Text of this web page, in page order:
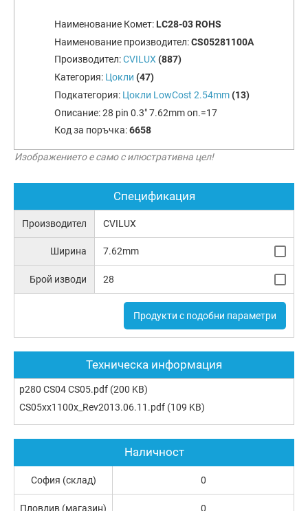
Наименование Комет: LC28-03 ROHS
Наименование производител:CS05281100A
Производител:CVILUX(887)
Категория: Цокли (47)
Подкатегория: Цокли LowCost 2.54mm(13)
Описание:28 pin 0.3" 7.62mm оп.=17
Код за поръчка:6658
Изображението е само с илюстративна цел!
Спецификация
Производител CVILUX
Ширина 7.62mm
Брой изводи 28
Продукти с подобни параметри
Техническа информация
p280 CS04 CS05.pdf (200 KB)
CS05xx1100x_Rev2013.06.11.pdf (109 KB)
Наличност
София (склад) 0
Пловдив (магазин) 0